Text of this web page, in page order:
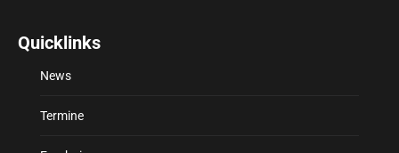
Quicklinks
News
Termine